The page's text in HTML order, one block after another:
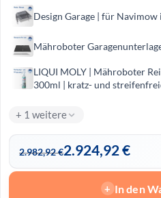
Design Garage | für Navimow
Mähroboter
LIQUI MOLY | Mähro­boter
300ml | kratz- und
+ 1 weitere
2.982,92€2.924,92€
+ In den